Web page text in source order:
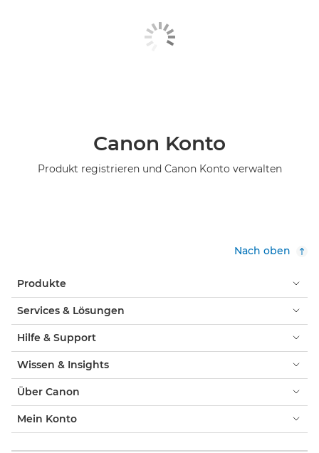
Canon Konto
Produkt registrieren und Canon Konto verwalten
Nach oben
Produkte
Services & Lösungen
Hilfe & Support
Wissen & Insights
Über Canon
Mein Konto